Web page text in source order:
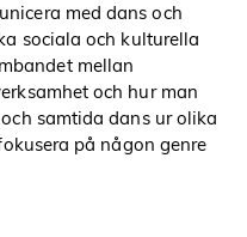
med dans och
sociala och kulturella
mellan
och hur man
samtida dans ur olika
på någon genre